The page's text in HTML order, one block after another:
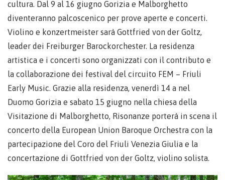
cultura. Dal 9 al 16 giugno Gorizia e Malborghetto
diventeranno palcoscenico per prove aperte e concerti.
Violino e konzertmeister sarà Gottfried von der Goltz,
leader dei Freiburger Barockorchester. La residenza
artistica e i concerti sono organizzati con il contributo e
la collaborazione dei festival del circuito FEM – Friuli
Early Music. Grazie alla residenza, venerdì 14 a nel
Duomo Gorizia e sabato 15 giugno nella chiesa della
Visitazione di Malborghetto, Risonanze porterà in scena il
concerto della European Union Baroque Orchestra con la
partecipazione del Coro del Friuli Venezia Giulia e la
concertazione di Gottfried von der Goltz, violino solista.